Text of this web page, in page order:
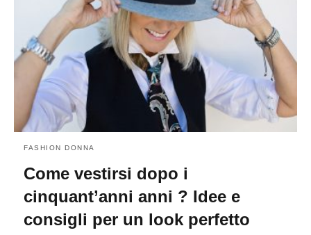
FASHION DONNA
Come vestirsi dopo i
cinquant’anni anni ? Idee e
consigli per un look perfetto